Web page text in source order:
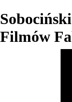
Filmów